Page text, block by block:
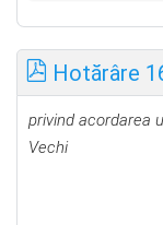
Hotărâre
privind acordarea
Vechi